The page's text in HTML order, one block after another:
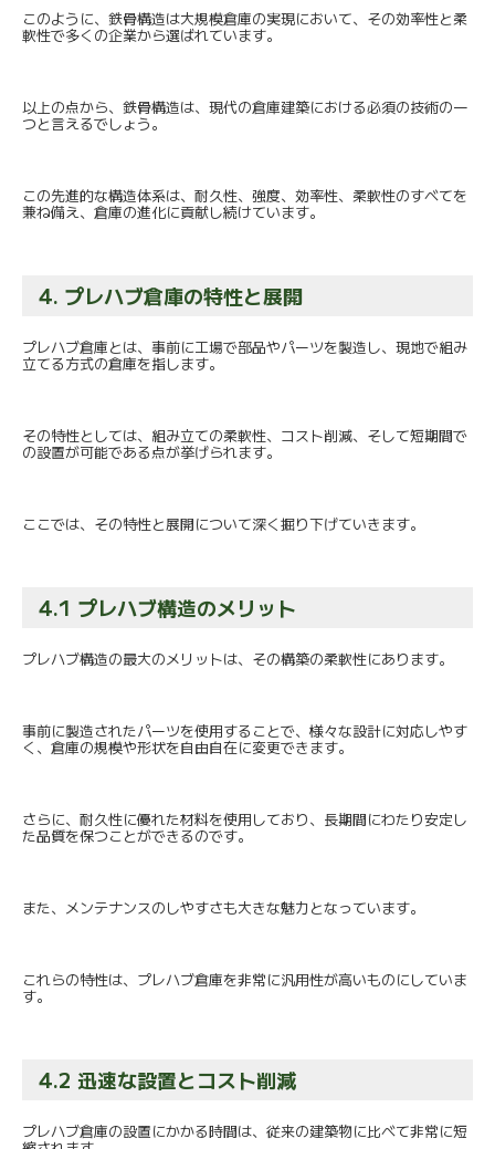
このように、鉄骨構造は大規模倉庫の実現において、 その効率性と柔
軟性で多くの企業から選ばれています。
以上の点から、鉄骨構造は、 現代の倉庫建築における必須の技術の一
つと言えるでしょう。
この先進的な構造体系は、耐久性、強度、効率性、 柔軟性のすべてを
兼ね備え、倉庫の進化に貢献し続けています。
4. プレハブ倉庫の特性と展開
プレハブ倉庫とは、事前に工場で部品やパーツを製造し、 現地で組み
立てる方式の倉庫を指します。
その特性としては、組み立ての柔軟性、コスト削減、 そして短期間で
の設置が可能である点が挙げられます。
ここでは、その特性と展開について深く掘り下げていきます。
4.1 プレハブ構造のメリット
プレハブ構造の最大のメリットは、その構築の柔軟性にあります。
事前に製造されたパーツを使用することで、 様々な設計に対応しやす
く、 倉庫の規模や形状を自由自在に変更できます。
さらに、耐久性に優れた材料を使用しており、 長期間にわたり安定し
た品質を保つことができるのです。
また、メンテナンスのしやすさも大きな魅力となっています。
これらの特性は、 プレハブ倉庫を非常に汎用性が高いものにしていま
す。
4.2 迅速な設置とコスト削減
プレハブ倉庫の設置にかかる時間は、 従来の建築物に比べて非常に短